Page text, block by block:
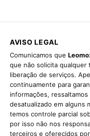
AVISO LEGAL
Comunicamos que
que não solicita qualquer
liberação de serviços.
continuamente para
informações,
desatualizado em alguns
temos controle parcial
por isso não nos
terceiros e oferecidos